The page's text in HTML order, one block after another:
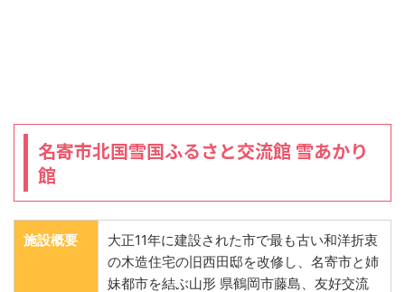
名寄市北国雪国ふるさと交流館 雪あかり
館
施設概要
大正11年に建設された市で最も古い和洋折衷
の木造住宅の旧西田邸を改修し、名寄市と姉
妹都市を結ぶ山形 県鶴岡市藤島、友好交流